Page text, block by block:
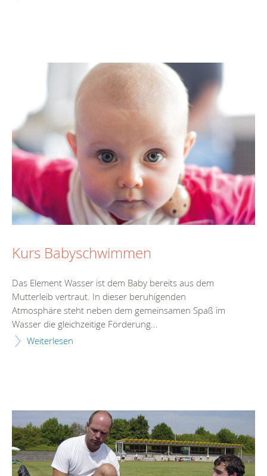
Kurs Babyschwimmen
Das Element Wasser ist dem Baby bereits aus dem
Mutterleib vertraut. In dieser beruhigenden
Atmosphäre steht neben dem gemeinsamen Spaß im
Wasser die gleichzeitige Förderung...
Weiterlesen